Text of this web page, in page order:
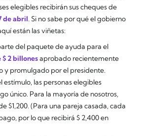
elegibles recibirán sus cheques de
de abril. Si no sabe por qué el gobierno
están las viñetas:
del paquete de ayuda para el
2 billonesaprobado recientemente
y promulgado por el presidente.
estímulo, las personas elegibles
único. Para la mayoría de nosotros,
$1,200. (Para una pareja casada, cada
por lo que recibirá $ 2,400 en